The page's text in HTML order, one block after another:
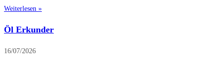
Weiterlesen »
Öl Erkunder
16/07/2026